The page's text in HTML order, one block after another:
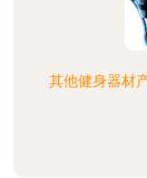
其他健身器材